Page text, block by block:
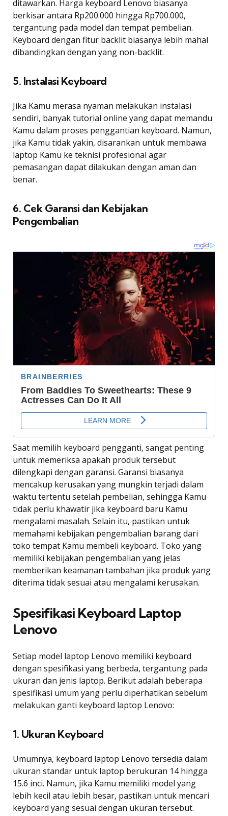
ditawarkan. Harga keyboard Lenovo biasanya
berkisar antara Rp200.000 hingga Rp700.000,
tergantung pada model dan tempat pembelian.
Keyboard dengan fitur backlit biasanya lebih mahal
dibandingkan dengan yang non-backlit.
5. Instalasi Keyboard
Jika Kamu merasa nyaman melakukan instalasi
sendiri, banyak tutorial online yang dapat memandu
Kamu dalam proses penggantian keyboard. Namun,
jika Kamu tidak yakin, disarankan untuk membawa
laptop Kamu ke teknisi profesional agar
pemasangan dapat dilakukan dengan aman dan
benar.
6. Cek Garansi dan Kebijakan
Pengembalian
Saat memilih keyboard pengganti, sangat penting
untuk memeriksa apakah produk tersebut
dilengkapi dengan garansi. Garansi biasanya
mencakup kerusakan yang mungkin terjadi dalam
waktu tertentu setelah pembelian, sehingga Kamu
tidak perlu khawatir jika keyboard baru Kamu
mengalami masalah. Selain itu, pastikan untuk
memahami kebijakan pengembalian barang dari
toko tempat Kamu membeli keyboard. Toko yang
memiliki kebijakan pengembalian yang jelas
memberikan keamanan tambahan jika produk yang
diterima tidak sesuai atau mengalami kerusakan.
Spesifikasi Keyboard Laptop
Lenovo
Setiap model laptop Lenovo memiliki keyboard
dengan spesifikasi yang berbeda, tergantung pada
ukuran dan jenis laptop. Berikut adalah beberapa
spesifikasi umum yang perlu diperhatikan sebelum
melakukan ganti keyboard laptop Lenovo:
1. Ukuran Keyboard
Umumnya, keyboard laptop Lenovo tersedia dalam
ukuran standar untuk laptop berukuran 14 hingga
15.6 inci. Namun, jika Kamu memiliki model yang
lebih kecil atau lebih besar, pastikan untuk mencari
keyboard yang sesuai dengan ukuran tersebut.